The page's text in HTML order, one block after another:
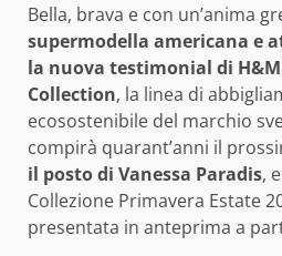
Bella, brava e con un’anima
supermodella americana e
la nuova testimonial di
Collection, la linea di
ecosostenibile del marchio
compirà quarant’anni il
il posto di Vanessa Paradis,
Collezione Primavera Estate
presentata in anteprima a